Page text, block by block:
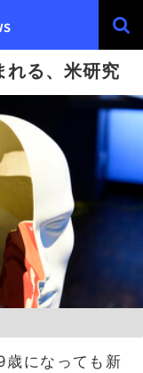
れる、米研究
歳になっても新